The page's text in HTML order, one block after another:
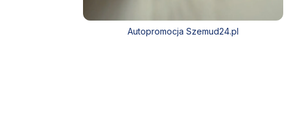
Autopromocja Szemud24.pl